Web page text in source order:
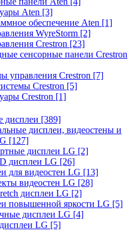
Aten [3]
обеспечение Aten [1]
WyreStorm [2]
Crestron [23]
сенсорные панели Crestron
управления Crestron [7]
Crestron [5]
Crestron [1]
дисплеи [389]
дисплеи, видеостены и
[127]
дисплеи LG [2]
дисплеи LG [26]
для видеостен LG [13]
видеостен LG [28]
дисплеи LG [2]
повышенной яркости LG [5]
дисплеи LG [4]
LG [5]